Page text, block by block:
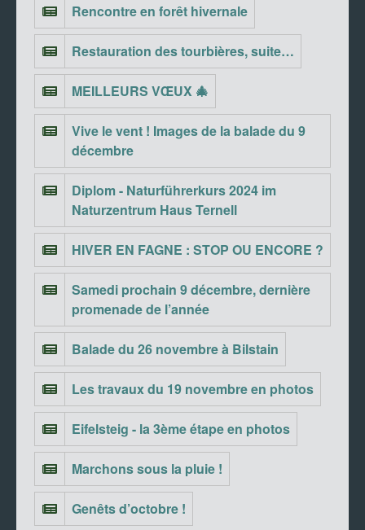
Rencontre en forêt hivernale
Restauration des tourbières, suite…
MEILLEURS VŒUX 🎄
Vive le vent ! Images de la balade du 9
décembre
Diplom - Naturführerkurs 2024 im
Naturzentrum Haus Ternell
HIVER EN FAGNE : STOP OU ENCORE ?
Samedi prochain 9 décembre, dernière
promenade de l’année
Balade du 26 novembre à Bilstain
Les travaux du 19 novembre en photos
Eifelsteig - la 3ème étape en photos
Marchons sous la pluie !
Genêts d’octobre !